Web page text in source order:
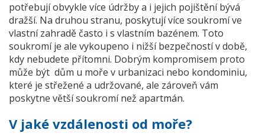
potřebují obvykle více údržby a i jejich pojištění bývá
dražší. Na druhou stranu, poskytují více soukromí ve
vlastní zahradě často i s vlastním bazénem. Toto
soukromí je ale vykoupeno i nižší bezpečností v době,
kdy nebudete přítomni. Dobrým kompromisem proto
může být dům u moře v urbanizaci nebo kondominiu,
které je střežené a udržované, ale zároveň vám
poskytne větší soukromí než apartmán.
V jaké vzdálenosti od moře?